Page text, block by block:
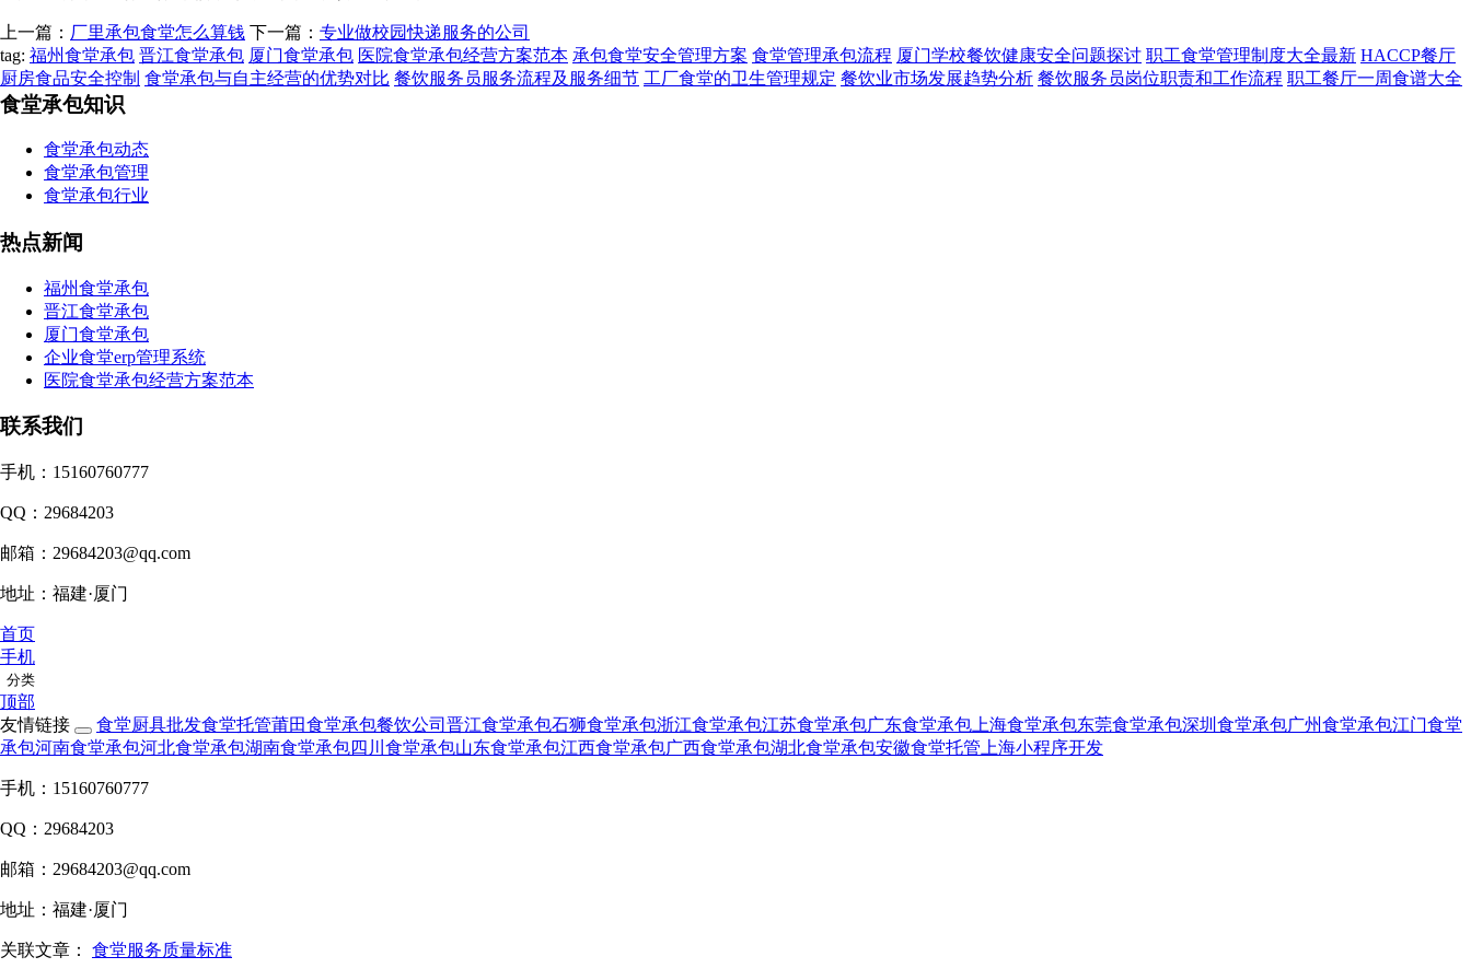
上一篇： 厂里承包食堂怎么算钱 下一篇： 专业做校园快递服务的公司
tag: 福州食堂承包 晋江食堂承包 厦门食堂承包 医院食堂承包经营方案范本 承包食堂安全管理方案 食堂管理承包流程 厦门学校餐饮健康安全问题探讨 职工食堂管理制度大全最新 HACCP餐厅
厨房食品安全控制 食堂承包与自主经营的优势对比 餐饮服务员服务流程及服务细节 工厂食堂的卫生管理规定 餐饮业市场发展趋势分析 餐饮服务员岗位职责和工作流程 职工餐厅一周食谱大全
食堂承包知识
食堂承包动态
食堂承包管理
食堂承包行业
热点新闻
福州食堂承包
晋江食堂承包
厦门食堂承包
企业食堂erp管理系统
医院食堂承包经营方案范本
联系我们
手机：15160760777
QQ：29684203
邮箱：29684203@qq.com
地址：福建·厦门
首页
手机
分类
顶部
友情链接
食堂厨具批发食堂托管莆田食堂承包餐饮公司 晋江食堂承包石狮食堂承包浙江食堂承包江苏食堂承包广东食堂承包 上海食堂承包东莞食堂承包深圳食堂承包广州食堂承包江门食堂
承包河南食堂承包河北食堂承包湖南食堂承包四川食堂承包山东食堂承包江西食堂承包广西食堂承包湖北食堂承包安徽食堂托管 上海小程序开发
手机：15160760777
QQ：29684203
邮箱：29684203@qq.com
地址：福建·厦门
关联文章： 食堂服务质量标准